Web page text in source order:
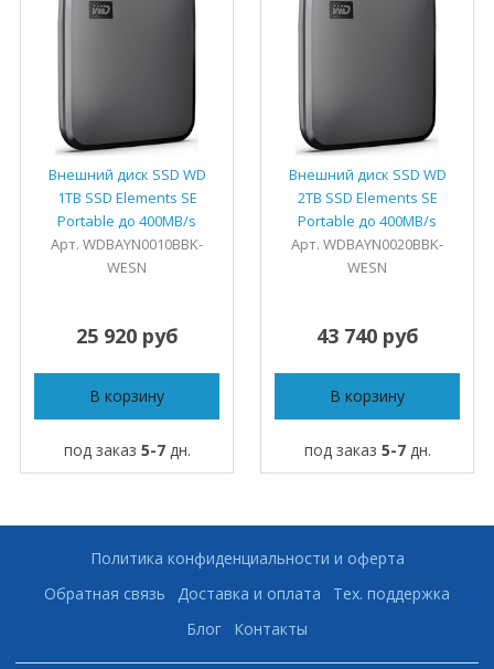
Внешний диск SSD WD
1TB SSD Elements SE
Portable до 400MB/s
Арт. WDBAYN0010BBK-
WESN
25 920 руб
В корзину
под заказ 5-7дн.
Внешний диск SSD WD
2TB SSD Elements SE
Portable до 400MB/s
Арт. WDBAYN0020BBK-
WESN
43 740 руб
В корзину
под заказ 5-7дн.
Политика конфиденциальности и оферта
Обратная связь
Доставка и оплата
Тех. поддержка
Блог
Контакты